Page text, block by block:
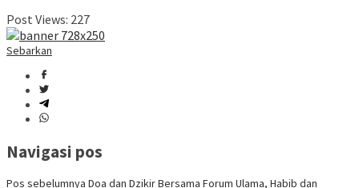
Post Views: 227
Sebarkan
Navigasi pos
Pos sebelumnya Doa dan Dzikir Bersama Forum Ulama, Habib dan